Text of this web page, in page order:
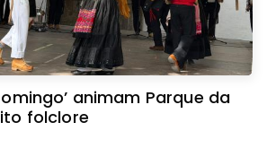
animam Parque da
folclore